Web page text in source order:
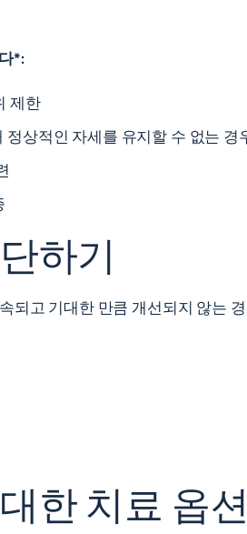
*:
제한
상적인 자세를 유지할 수 없는 경
하기
되고 기대한 만큼 개선되지 않는
한 치료 옵션